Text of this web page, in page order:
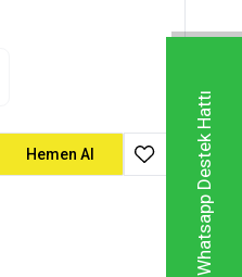
Whatsapp Destek Hattı
Hemen Al Favoriye Ekle